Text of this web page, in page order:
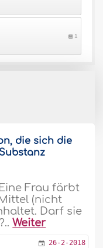
1
die sich die
Frau färbt
(nicht
Darf sie
Weiter
26-2-2018